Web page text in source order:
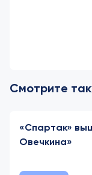
Смотрите
«Спартак»
Овечкина»